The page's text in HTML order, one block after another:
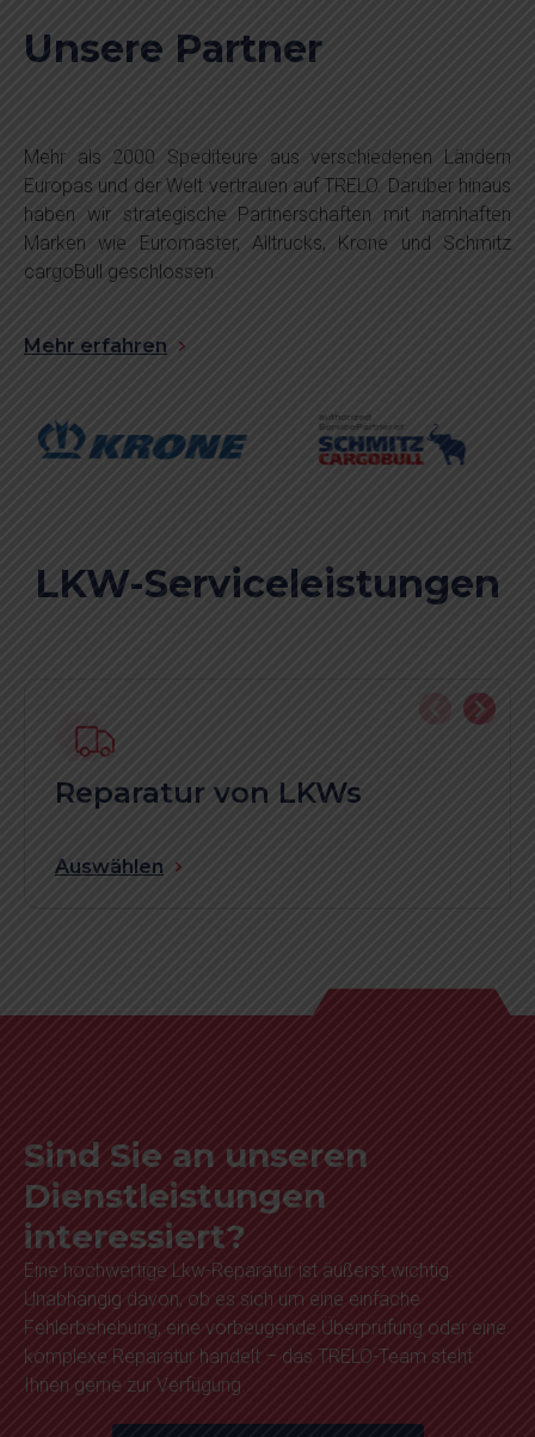
Unsere Partner
Mehr als 2000 Spediteure aus verschiedenen Ländern
Europas und der Welt vertrauen auf TRELO. Darüber hinaus
haben wir strategische Partnerschaften mit namhaften
Marken wie Euromaster, Alltrucks, Krone und Schmitz
cargoBull geschlossen.
Mehr erfahren
LKW-Serviceleistungen
Reparatur von LKWs
Auswählen
Sind Sie an unseren
Dienstleistungen
interessiert?
Eine hochwertige Lkw-Reparatur ist äußerst wichtig.
Unabhängig davon, ob es sich um eine einfache
Fehlerbehebung, eine vorbeugende Überprüfung oder eine
komplexe Reparatur handelt – das TRELO-Team steht
Ihnen gerne zur Verfügung.